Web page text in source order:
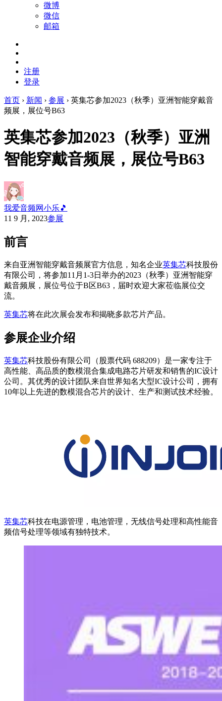
微博
微信
邮箱
注册
登录
首页 › 新闻 › 参展 › 英集芯参加2023（秋季）亚洲智能穿戴音
频展，展位号B63
英集芯参加2023（秋季）亚洲
智能穿戴音频展，展位号B63
我爱音频网小乐🎵
11 9 月, 2023参展
前言
来自亚洲智能穿戴音频展官方信息，知名企业英集芯科技股份
有限公司，将参加11月1-3日举办的2023（秋季）亚洲智能穿
戴音频展，展位号位于B区B63，届时欢迎大家莅临展位交
流。
英集芯将在此次展会发布和揭晓多款芯片产品。
参展企业介绍
英集芯科技股份有限公司（股票代码 688209）是一家专注于
高性能、高品质的数模混合集成电路芯片研发和销售的IC设计
公司。其优秀的设计团队来自世界知名大型IC设计公司，拥有
10年以上先进的数模混合芯片的设计、生产和测试技术经验。
英集芯科技在电源管理，电池管理，无线信号处理和高性能音
频信号处理等领域有独特技术。